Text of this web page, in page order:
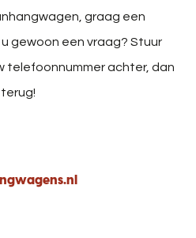
graag een
gewoon een vraag? Stuur
telefoonnummer achter, dan
terug!